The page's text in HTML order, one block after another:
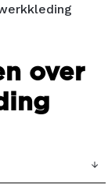
over